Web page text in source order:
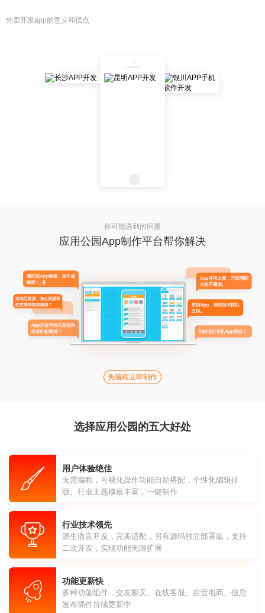
外卖开发app的意义和优点
你可能遇到的问题
应用公园App制作平台帮你解决
免编程立即制作
选择应用公园的五大好处
用户体验绝佳
无需编程，可视化操作功能自助搭配，个性化编辑排
版。行业主题模板丰富，一键制作
行业技术领先
源生语言开发，完美适配，另有源码独立部署版，支持
二次开发，实现功能无限扩展
功能更新快
多种功能组件，交友聊天、在线客服、自营电商、信息
发布插件持续更新中